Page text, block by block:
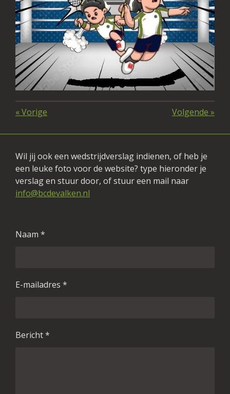
«Vorige Volgende »
Wil jij ook een wedstrijdverslag indienen, of heb je
een leuke foto voor de website? type hieronder je
verslag en stuur door, of stuur een mail naar
info@bcdevalken.nl
Naam *
E-mailadres *
Bericht *